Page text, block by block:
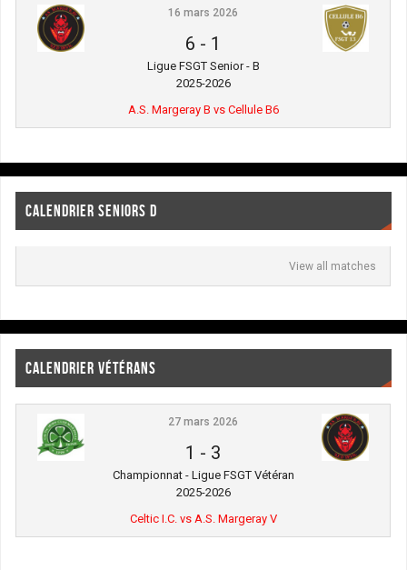
16 mars 2026
6 - 1
Ligue FSGT Senior - B
2025-2026
A.S. Margeray B vs Cellule B6
CALENDRIER SENIORS D
View all matches
CALENDRIER VÉTÉRANS
27 mars 2026
1 - 3
Championnat - Ligue FSGT Vétéran
2025-2026
Celtic I.C. vs A.S. Margeray V